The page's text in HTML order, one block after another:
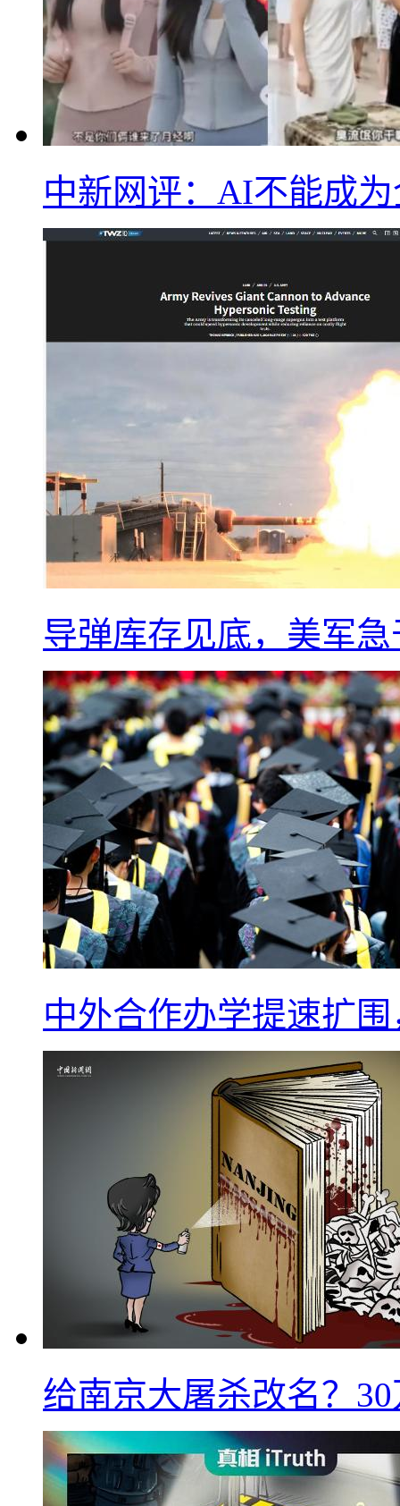
中新网评：AI不能成
导弹库存见底，美军
中外合作办学提速扩
给南京大屠杀改名？